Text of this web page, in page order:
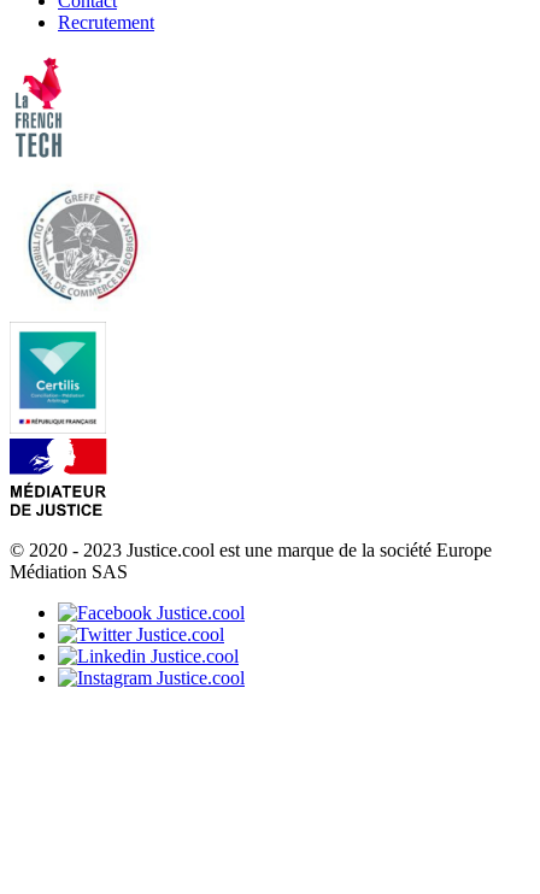
Recrutement
© 2020 - 2023 Justice.cool est une marque de la société Europe
Médiation SAS